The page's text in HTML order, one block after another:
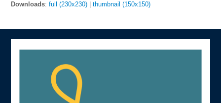
Downloads:full (230x230) |thumbnail (150x150)